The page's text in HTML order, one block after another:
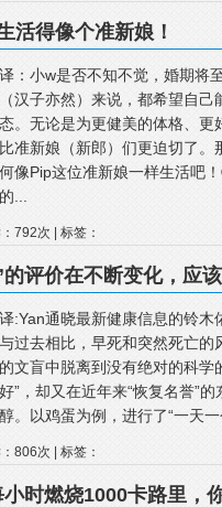
活得像个准新娘！
译：小w是否不知不觉，婚期将
（汉子亦然）来说，都希望自
态。无论是为更健美的体格、
比准新娘（新郎）们更迫切了
何像Pip这位准新娘一样生活吧
的...
：792次 | 标签：
的评价在不断变化，应
译:Yan通晓最新健康信息的铃木
与过去相比，早死和突然死亡
的文盲中脱离到没有绝对的科学
好”，却又在近年来“恢复名誉”
醇。以鸡蛋为例，进行了“一天
：806次 | 标签：
时燃烧1000卡路里，